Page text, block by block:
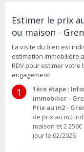
Estimer le prix
ou maison -
La visite du bien est
estimation immobilière
RDV pour estimer votre
engagement.
1
1ère étape :
immobilier -
Prix au m2 -
de prix au m2
maison et 2
jour le 02/2026